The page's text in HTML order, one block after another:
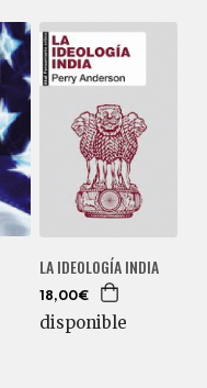
LA IDEOLOGÍA INDIA
18,00€
disponible